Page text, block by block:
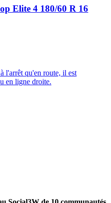
Elite 4 180/60 R 16
l'arrêt qu'en route, il est
en ligne droite.